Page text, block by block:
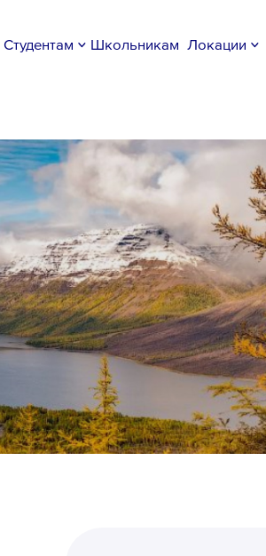
Студентам Школьникам Локации